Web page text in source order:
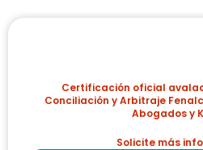
Certificación oficial
Conciliación y Arbitraje
Abogados y
Solicite más